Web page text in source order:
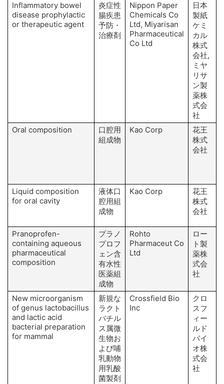
Inflammatory bowel
disease prophylactic
or therapeutic agent
炎症性
腸疾患
予防・
治療剤
Nippon Paper
Chemicals Co
Ltd, Miyarisan
Pharmaceutical
Co Ltd
日本
製紙
ケミ
カル
株式
会社,
ミヤ
リサ
ン製
薬株
式会
社
Oral composition
口腔用
組成物
Kao Corp
花王
株式
会社
Liquid composition
for oral cavity
液体口
腔用組
成物
Kao Corp
花王
株式
会社
Pranoprofen-
containing aqueous
pharmaceutical
composition
プラノ
プロフ
ェン含
有水性
医薬組
成物
Rohto
Pharmaceut Co
Ltd
ロー
ト製
薬株
式会
社
New microorganism
of genus lactobacillus
and lactic acid
bacterial preparation
for mammal
新規な
ラクト
バチル
ス属微
生物お
よび哺
乳動物
用乳酸
菌製剤
Crossfield Bio
Inc
クロ
スフ
ィー
ルド
バイ
オ株
式会
社